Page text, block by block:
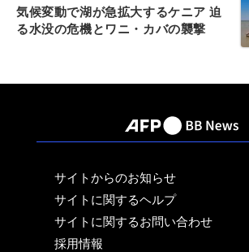
気候変動で湖が急拡大するケニア 迫
る水没の危機とワニ・カバの襲撃
サイトからのお知らせ
サイトに関するヘルプ
サイトに関するお問い合わせ
採用情報